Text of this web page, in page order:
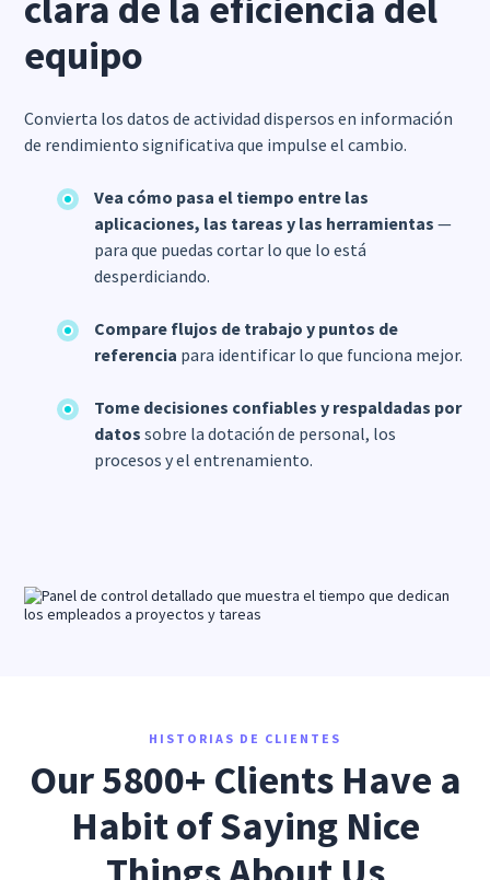
equipo
Convierta los datos de actividad dispersos en información
de rendimiento significativa que impulse el cambio.
Vea cómo pasa el tiempo entre las
aplicaciones, las tareas y las herramientas—
para que puedas cortar lo que lo está
desperdiciando.
Compare flujos de trabajo y puntos de
referencia para identificar lo que funciona mejor.
Tome decisiones confiables y respaldadas por
datos sobre la dotación de personal, los
procesos y el entrenamiento.
HISTORIAS DE CLIENTES
Our 5800+ Clients Have a
Habit of Saying Nice